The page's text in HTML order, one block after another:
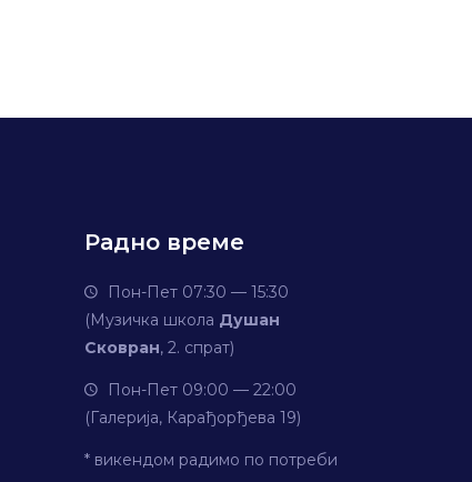
Радно време
Пон-Пет 07:30 — 15:30
(Музичка школа Душан
Сковран, 2. спрат)
Пон-Пет 09:00 — 22:00
(Галерија, Карађорђева 19)
* викендом радимо по потреби